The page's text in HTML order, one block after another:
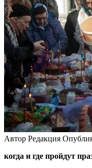
Автор Редакция
когда и где пройдут